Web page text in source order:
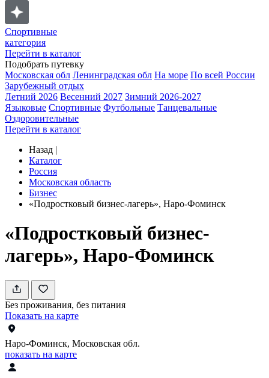
Спортивные
категория
Перейти в каталог
Подобрать путевку
Московская обл Ленинградская обл На море По всей России
Зарубежный отдых
Летний 2026 Весенний 2027 Зимний 2026-2027
Языковые Спортивные Футбольные Танцевальные
Оздоровительные
Перейти в каталог
Назад |
Каталог
Россия
Московская область
Бизнес
«Подростковый бизнес-лагерь», Наро-Фоминск
«Подростковый бизнес-
лагерь», Наро-Фоминск
Без проживания, без питания
Показать на карте
Наро-Фоминск, Московская обл.
показать на карте